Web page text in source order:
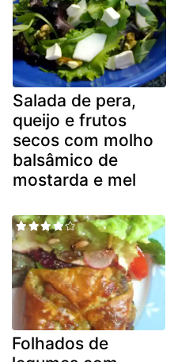
Salada de pera,
queijo e frutos
secos com molho
balsâmico de
mostarda e mel
Folhados de